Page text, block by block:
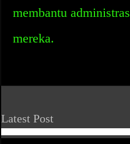
membantu
mereka.
Latest Post